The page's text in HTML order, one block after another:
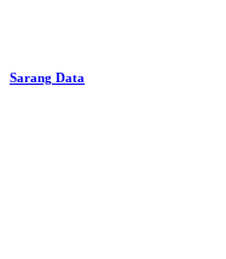
Sarang Data